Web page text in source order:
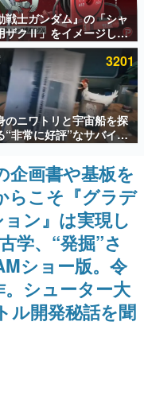
ビュー数万以上！ などな
ァミ渾身の“殿堂入り”記
に製作時のエピソードをお
ム）とは何か？を探ってい
『赫本』は、〈試験問題〉
す。
を担う若きクリエイター達
熱を探っていきます。
戦士ガンダム』の「シャ
ザクⅡ」をイメージした
ースリールが予約開始。
はシャアのパーソナルマ
ジオン公国軍のエンブレ
式番号などを配置
3201
のニワトリと宇宙船を探
“非常に好評”なサバイバ
ム『Breathedge』が無
布中。入手できる期間は8
まで
企画書や基板を
らこそ『グラデ
ン』は実現し
学、“発掘”さ
ショー版。令
シューター大
ル開発秘話を聞